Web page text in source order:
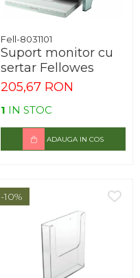
Fell-8031101
Suport monitor cu
sertar Fellowes
205,67 RON
1 IN STOC
ADAUGA IN COS
-10%